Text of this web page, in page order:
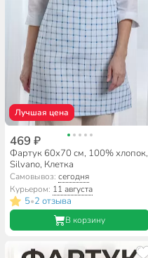
Лучшая цена
469 ₽
Фартук 60х70 см, 100% хлопок,
Silvano, Клетка
Самовывоз:сегодня
Курьером: 11 августа
5•2 отзыва
В корзину